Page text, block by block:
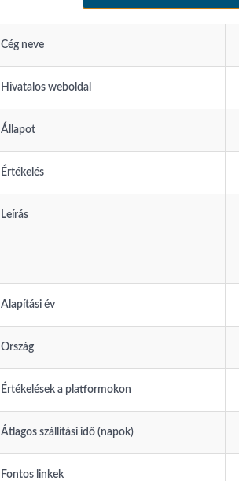
Cég neve
Hivatalos weboldal
Állapot
Értékelés
Leírás
Alapítási év
Ország
Értékelések a platformokon
Átlagos szállítási idő (napok)
Fontos linkek